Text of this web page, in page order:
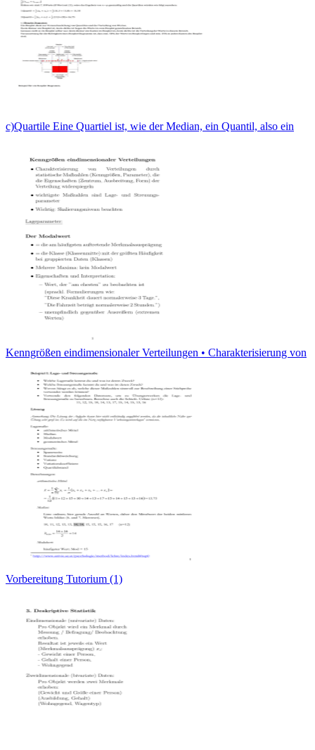
c)Quartile Eine Quartiel ist, wie der Median, ein Quantil, also ein
Kenngrößen eindimensionaler Verteilungen • Charakterisierung von
Vorbereitung Tutorium (1)